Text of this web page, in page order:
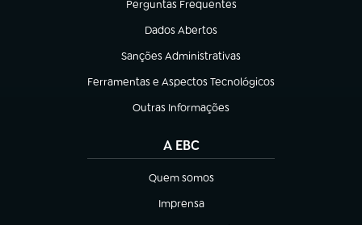
Perguntas Frequentes
(abre em nova aba)
Dados Abertos
(abre em nova aba)
Sanções Administrativas
(abre em nova aba)
Ferramentas e Aspectos Tecnológicos
(abre em nova aba)
Outras Informações
(abre em nova aba)
A EBC
Quem somos
(abre em nova aba)
Imprensa
(abre em nova aba)